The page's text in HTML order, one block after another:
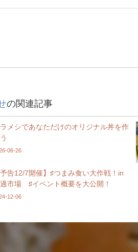
の関連記事
メシであなただけのオリジナル丼を作
06-26
予告12/7開催】♯つまみ食い大作戦！in
過市場 ♯イベント概要を大公開！
12-06